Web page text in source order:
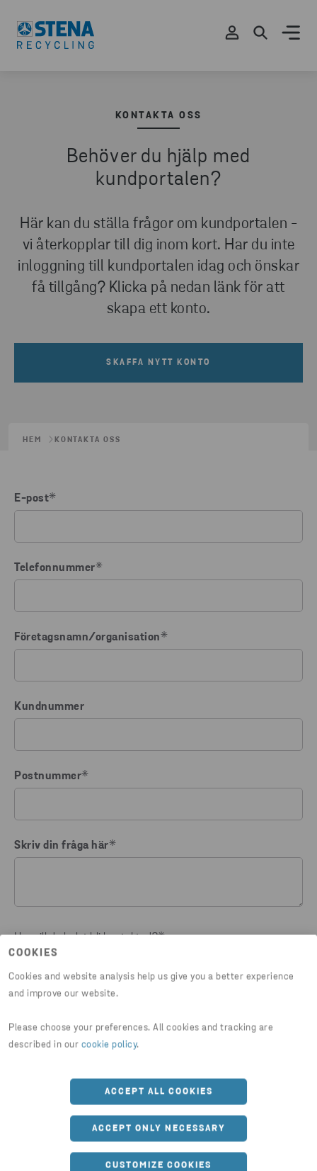
COOKIES
Cookies and website analysis help us give you a better experience
and improve our website.
Please choose your preferences. All cookies and tracking are
described in our cookie policy.
ACCEPT ALL COOKIES
ACCEPT ONLY NECESSARY
CUSTOMIZE COOKIES
KONTAKTA OSS
Behöver du hjälp med
kundportalen?
Här kan du ställa frågor om kundportalen -
vi återkopplar till dig inom kort. Har du inte
inloggning till kundportalen idag och önskar
få tillgång? Klicka på nedan länk för att
skapa ett konto.
SKAFFA NYTT KONTO
HEM KONTAKTA OSS
E-post*
Telefonnummer*
Företagsnamn/organisation*
Kundnummer
Postnummer*
Skriv din fråga här*
Hur vill du helst bli kontaktad?*
via telefon
Integritetspolicy.
Vi hanterar dina personuppgifter i enlighet med vår
Integritetspolicy. Du kan när som helst återkalla ditt